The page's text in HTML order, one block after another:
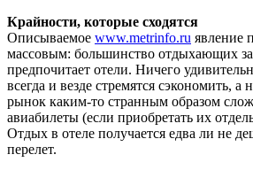
Крайности, которые сходятся
Описываемое www.metrinfo.ru явление
массовым: большинство отдыхающих
предпочитает отели. Ничего
всегда и везде стремятся сэкономить, а
рынок каким-то странным образом
авиабилеты (если приобретать их
Отдых в отеле получается едва ли не
перелет.